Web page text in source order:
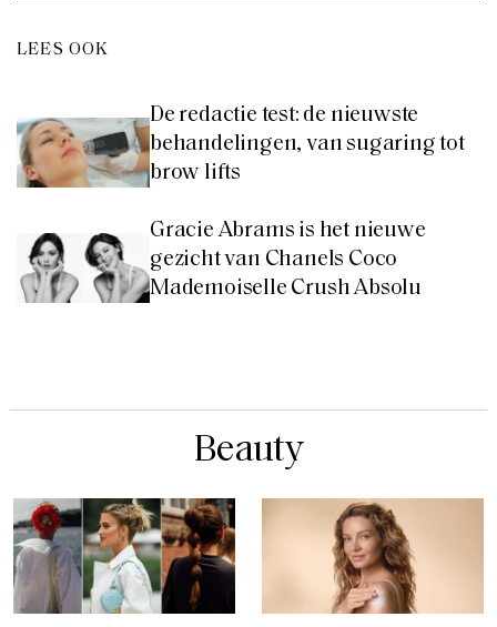
LEES OOK
De redactie test: de nieuwste
behandelingen, van sugaring tot
brow lifts
Gracie Abrams is het nieuwe
gezicht van Chanels Coco
Mademoiselle Crush Absolu
Beauty